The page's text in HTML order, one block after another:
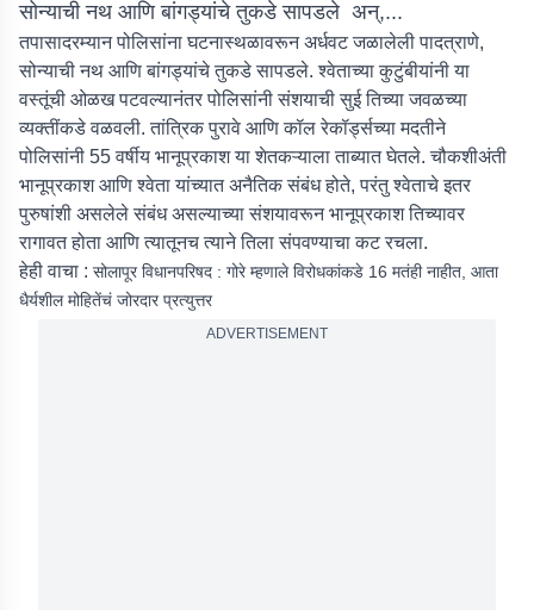
सोन्याची नथ आणि बांगड्यांचे तुकडे सापडले अन्,...
तपासादरम्यान पोलिसांना घटनास्थळावरून अर्धवट जळालेली पादत्राणे,
सोन्याची नथ आणि बांगड्यांचे तुकडे सापडले. श्वेताच्या कुटुंबीयांनी या
वस्तूंची ओळख पटवल्यानंतर पोलिसांनी संशयाची सुई तिच्या जवळच्या
व्यक्तींकडे वळवली. तांत्रिक पुरावे आणि कॉल रेकॉर्ड्सच्या मदतीने
पोलिसांनी 55 वर्षीय भानूप्रकाश या शेतकऱ्याला ताब्यात घेतले. चौकशीअंती
भानूप्रकाश आणि श्वेता यांच्यात अनैतिक संबंध होते, परंतु श्वेताचे इतर
पुरुषांशी असलेले संबंध असल्याच्या संशयावरून भानूप्रकाश तिच्यावर
रागावत होता आणि त्यातूनच त्याने तिला संपवण्याचा कट रचला.
हेही वाचा : सोलापूर विधानपरिषद : गोरे म्हणाले विरोधकांकडे 16 मतंही नाहीत, आता
धैर्यशील मोहितेंचं जोरदार प्रत्युत्तर
ADVERTISEMENT